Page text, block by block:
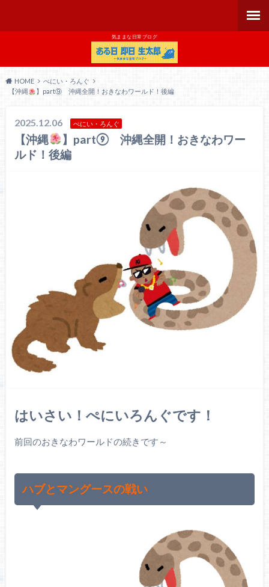
気ままな日常ブログ
HOME
ぺにい・ろんぐ
【沖縄
】part⑨ 沖縄全開！おきなわワールド！後編
2025.12.06 ぺにい・ろんぐ
【沖縄
】part⑨ 沖縄全開！おきなわワー
ルド！後編
はいさい！ぺにいろんぐです！
前回のおきなわワールドの続きです～
ハブとマングースの戦い